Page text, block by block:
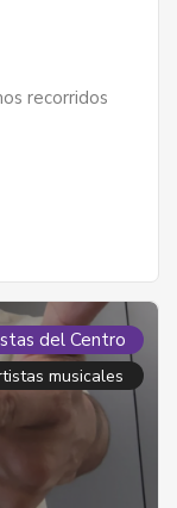
recorridos
del Centro
musicales